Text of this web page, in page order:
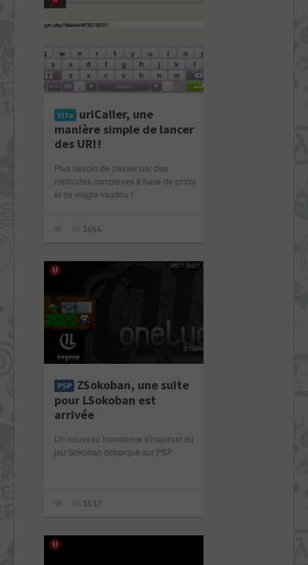
Vita uriCaller, une
manière simple de lancer
des URI !
Plus besoin de passer par des
méthodes complexes à base de proxy
et de magie vaudou !
1664
PSP ZSokoban, une suite
pour LSokoban est
arrivée
Un nouveau homebrew s'inspirant du
jeu Sokoban débarque sur PSP
1617